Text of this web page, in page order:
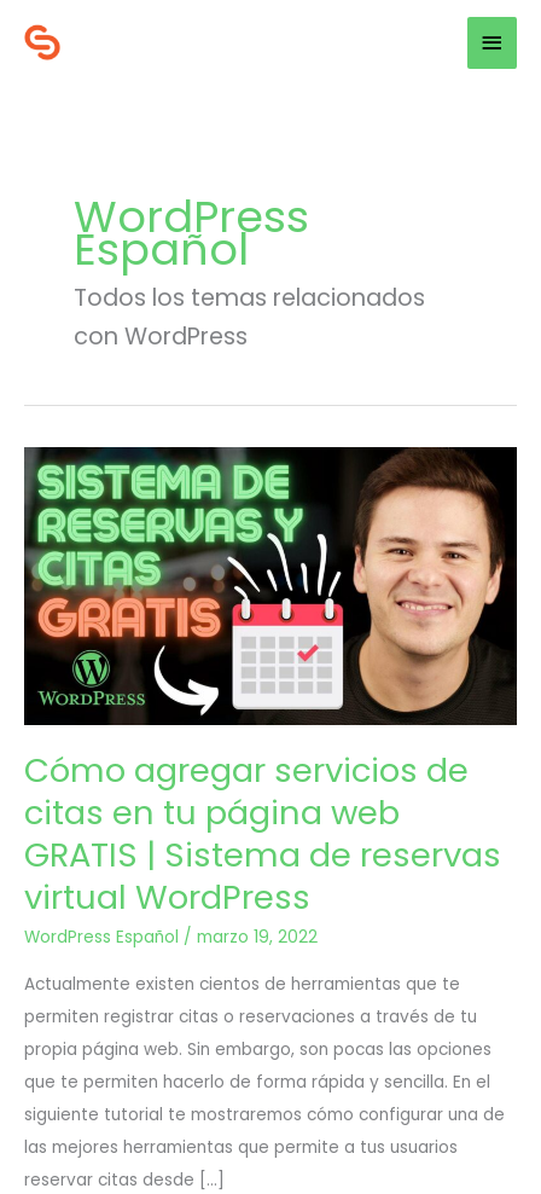
WordPress
Español
Todos los temas relacionados
con WordPress
Mar
19
2022
Cómo agregar servicios de
citas en tu página web
GRATIS | Sistema de reservas
virtual WordPress
WordPress Español / marzo 19, 2022
Actualmente existen cientos de herramientas que te
permiten registrar citas o reservaciones a través de tu
propia página web. Sin embargo, son pocas las opciones
que te permiten hacerlo de forma rápida y sencilla. En el
siguiente tutorial te mostraremos cómo configurar una de
las mejores herramientas que permite a tus usuarios
reservar citas desde […]
Cómo
agregar
servicios
de
citas
en
página
web
GRATIS
|
Sistema
de
reservas
virtual
WordPress